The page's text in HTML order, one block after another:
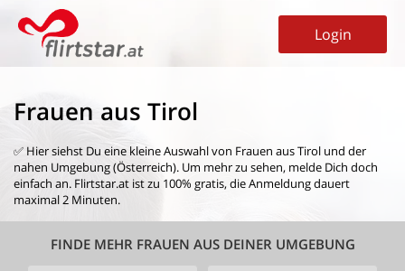
Login
Frauen aus Tirol
✅ Hier siehst Du eine kleine Auswahl von Frauen aus Tirol und der
nahen Umgebung (Österreich). Um mehr zu sehen, melde Dich doch
einfach an. Flirtstar.at ist zu 100% gratis, die Anmeldung dauert
maximal 2 Minuten.
FINDE MEHR FRAUEN AUS DEINER UMGEBUNG